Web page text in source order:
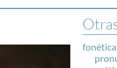
la
cuyo
fonética